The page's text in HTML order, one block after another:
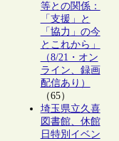
等との関係：
「支援」と
「協力」の今
とこれから」
（8/21・オン
ライン、録画
配信あり）
（65）
埼玉県立久喜
図書館、休館
日特別イベン